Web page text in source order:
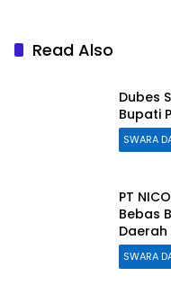
Read Also
Dubes
Bupati
SWARA
PT
Bebas
Daerah
SWARA